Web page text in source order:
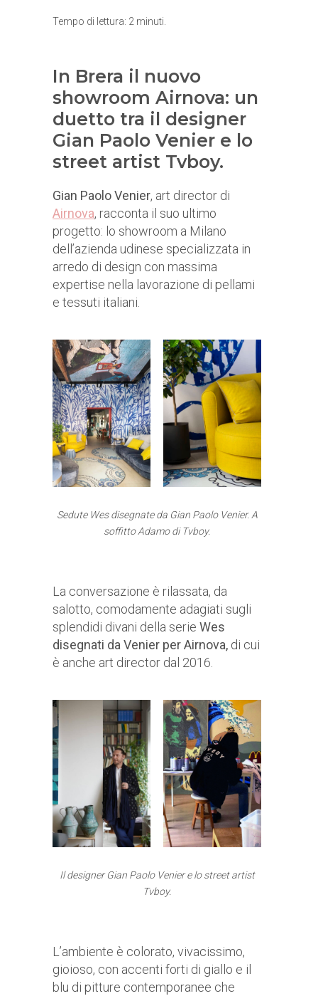
Tempo di lettura: 2 minuti.
In Brera il nuovo
showroom Airnova: un
duetto tra il designer
Gian Paolo Venier e lo
street artist Tvboy.
Gian Paolo Venier, art director di
Airnova, racconta il suo ultimo
progetto: lo showroom a Milano
dell’azienda udinese specializzata in
arredo di design con massima
expertise nella lavorazione di pellami
e tessuti italiani.
Sedute Wes disegnate da Gian Paolo Venier. A
soffitto Adamo di Tvboy.
La conversazione è rilassata, da
salotto, comodamente adagiati sugli
splendidi divani della serie Wes
disegnati da Venier per Airnova, di cui
è anche art director dal 2016.
Il designer Gian Paolo Venier e lo street artist
Tvboy.
L’ambiente è colorato, vivacissimo,
gioioso, con accenti forti di giallo e il
blu di pitture contemporanee che